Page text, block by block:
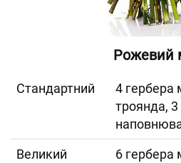
Рожевий
Cтандартний
4 гербера
троянда, 3
Великий
6 гербера